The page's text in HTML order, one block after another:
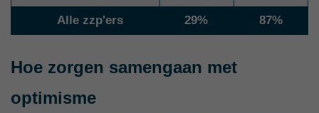
Alle zzp'ers 29% 87%
Hoe zorgen samengaan met
optimisme